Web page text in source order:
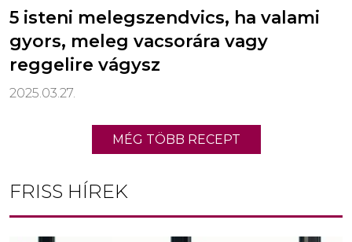
5 isteni melegszendvics, ha valami
gyors, meleg vacsorára vagy
reggelire vágysz
2025.03.27.
MÉG TÖBB RECEPT
FRISS HÍREK